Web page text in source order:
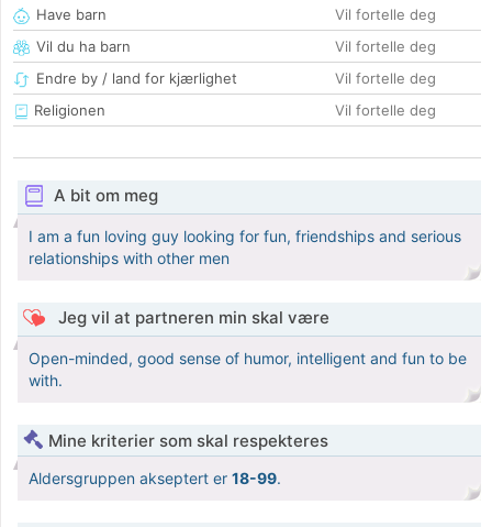
Have barn
Vil fortelle deg
Vil du ha barn
Vil fortelle deg
Endre by / land for kjærlighet
Vil fortelle deg
Religionen
Vil fortelle deg
A bit om meg
I am a fun loving guy looking for fun, friendships and serious
relationships with other men
Jeg vil at partneren min skal være
Open-minded, good sense of humor, intelligent and fun to be
with.
Mine kriterier som skal respekteres
Aldersgruppen akseptert er 18-99.